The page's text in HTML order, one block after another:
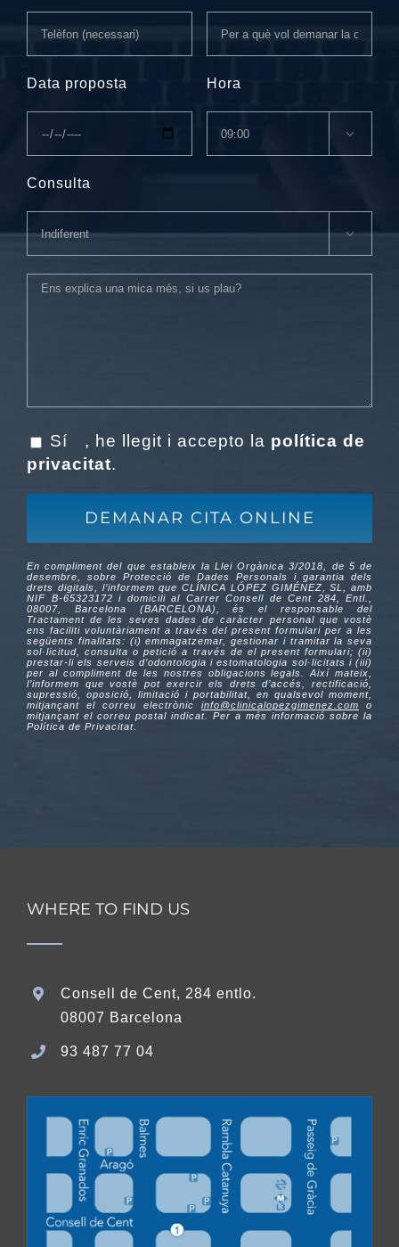
Data proposta Hora

Consulta

Sí , he llegit i accepto la política de
privacitat.
En compliment del que estableix la Llei Orgànica 3/2018, de 5 de
desembre, sobre Protecció de Dades Personals i garantia dels
drets digitals, l’informem que CLÍNICA LÓPEZ GIMÉNEZ, SL, amb
NIF B-65323172 i domicili al Carrer Consell de Cent 284, Entl.,
08007, Barcelona (BARCELONA), és el responsable del
Tractament de les seves dades de caràcter personal que vostè
ens faciliti voluntàriament a través del present formulari per a les
següents finalitats: (i) emmagatzemar, gestionar i tramitar la seva
sol·licitud, consulta o petició a través de el present formulari; (ii)
prestar-li els serveis d’odontologia i estomatologia sol·licitats i (iii)
per al compliment de les nostres obligacions legals. Així mateix,
l’informem que vostè pot exercir els drets d’accés, rectificació,
supressió, oposició, limitació i portabilitat, en qualsevol moment,
mitjançant el correu electrònic info@clinicalopezgimenez.com o
mitjançant el correu postal indicat. Per a més informació sobre la
Política de Privacitat
WHERE TO FIND US
Consell de Cent, 284 entlo.
08007 Barcelona
93 487 77 04